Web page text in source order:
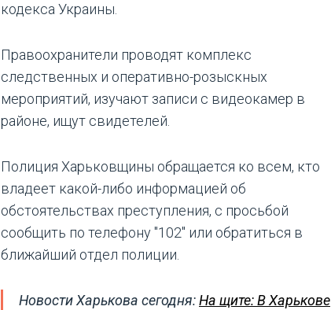
кодекса Украины.
Правоохранители проводят комплекс
следственных и оперативно-розыскных
мероприятий, изучают записи с видеокамер в
районе, ищут свидетелей.
Полиция Харьковщины обращается ко всем, кто
владеет какой-либо информацией об
обстоятельствах преступления, с просьбой
сообщить по телефону "102" или обратиться в
ближайший отдел полиции.
Новости Харькова сегодня:На щите: В Харькове